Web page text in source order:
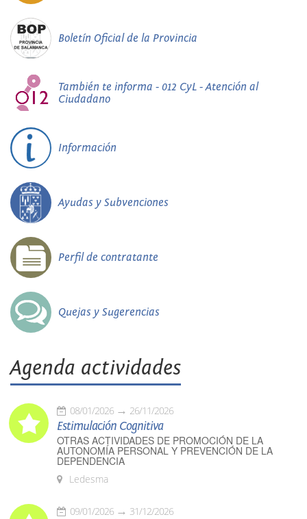
Boletín Oficial de la Provincia
También te informa - 012 CyL - Atención al
Ciudadano
Información
Ayudas y Subvenciones
Perfil de contratante
Quejas y Sugerencias
Agenda actividades
08/01/2026 26/11/2026
Estimulación Cognitiva
OTRAS ACTIVIDADES DE PROMOCIÓN DE LA
AUTONOMÍA PERSONAL Y PREVENCIÓN DE LA
DEPENDENCIA
Ledesma
09/01/2026 31/12/2026